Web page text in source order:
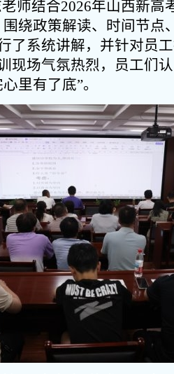
师结合2026年山西新高
绕政策解读、时间节点
了系统讲解，并针对员
现场气氛热烈，员工们
里有了底”。